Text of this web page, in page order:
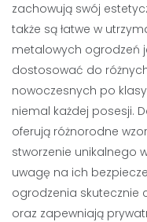
zachowują swój
także są łatwe w
metalowych ogrodzeń
dostosować do
nowoczesnych po
niemal każdej posesji.
oferują różnorodne
stworzenie unikalnego
uwagę na ich
ogrodzenia skutecznie
oraz zapewniają